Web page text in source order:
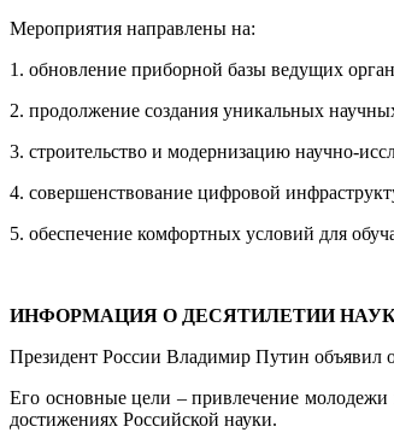
Мероприятия направлены на:
1. обновление приборной базы ведущих
2. продолжение создания уникальных
3. строительство и модернизацию научно-
4. совершенствование цифровой
5. обеспечение комфортных условий для
ИНФОРМАЦИЯ О ДЕСЯТИЛЕТИИ
Президент России Владимир Путин объявил
Его основные цели – привлечение молодежи
достижениях Российской науки.